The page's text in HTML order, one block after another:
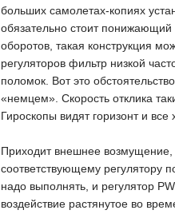
больших самолетах-копиях
обязательно стоит понижающий
оборотов, такая конструкция
регуляторов фильтр низкой
поломок. Вот это
«немцем». Скорость отклика
Гироскопы видят горизонт и
Приходит внешнее возмущение,
соответствующему регулятору
надо выполнять, и регулятор
воздействие растянутое во